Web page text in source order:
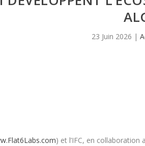
23 Juin 2026 |
) et l’IFC, en collaboration